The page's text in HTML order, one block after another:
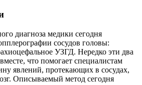
диагноза медики сегодня
сосудов головы:
УЗГД. Нередко эти два
что помогает специалистам
явлений, протекающих в сосудах,
Описываемый метод сегодня